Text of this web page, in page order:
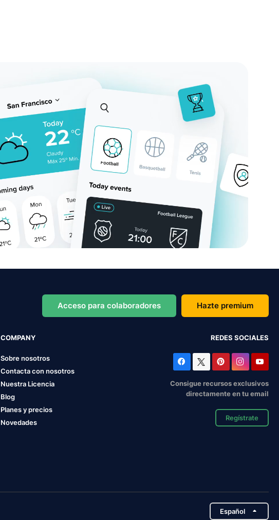
Acceso para colaboradores Hazte premium
COMPANY
Sobre nosotros
Contacta con nosotros
Nuestra Licencia
Blog
Planes y precios
Novedades
REDES SOCIALES
Consigue recursos exclusivos
directamente en tu email
Regístrate
Español